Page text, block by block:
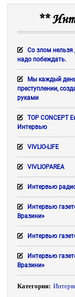
**
Со злом нельзя
надо побеждать.
Мы каждый
преступлении,
руками
TOP CONCEPT
Интервью
VIVLIO-LIFE
VIVLIOPAREA
Интервью
Интервью
Вразини»
Интервью
Интервью
Вразини»
Категория: